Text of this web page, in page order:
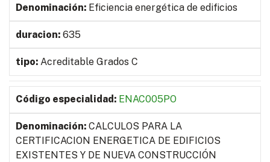
Eficiencia energética de edificios
635
Acreditable Grados C
ENAC005PO
CALCULOS PARA LA
CERTIFICACION ENERGETICA DE EDIFICIOS
EXISTENTES Y DE NUEVA CONSTRUCCIÓN